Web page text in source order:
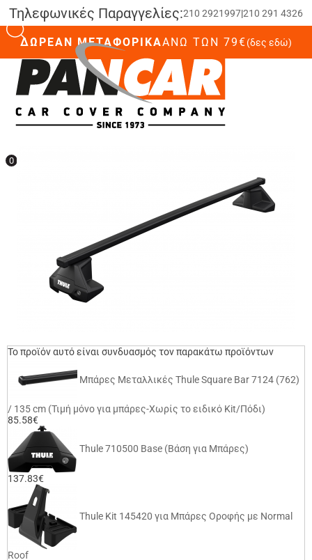
Τηλεφωνικές Παραγγελίες:210 2921997|210 291 4326
ΔΩΡΕΑΝ ΜΕΤΑΦΟΡΙΚΑΆΝΩ ΤΩΝ 79€(δες εδώ)
0
Το προϊόν αυτό είναι συνδυασμός τον παρακάτω προϊόντων
Μπάρες Μεταλλικές Thule Square Bar 7124 (762)
/ 135 cm (Τιμή μόνο για μπάρες-Χωρίς το ειδικό Kit/Πόδι)
85.58€
Thule 710500 Base (Βάση για Μπάρες)
137.83€
Thule Kit 145420 για Μπάρες Οροφής με Normal
Roof